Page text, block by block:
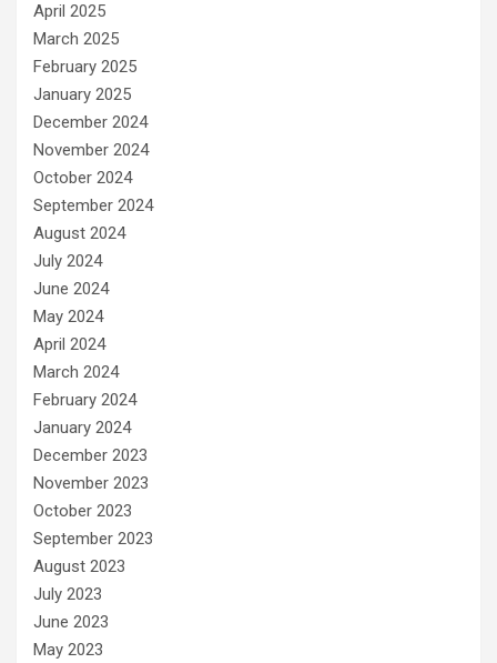
April 2025
March 2025
February 2025
January 2025
December 2024
November 2024
October 2024
September 2024
August 2024
July 2024
June 2024
May 2024
April 2024
March 2024
February 2024
January 2024
December 2023
November 2023
October 2023
September 2023
August 2023
July 2023
June 2023
May 2023